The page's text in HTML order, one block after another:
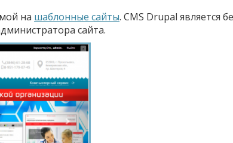
на шаблонные сайты. CMS Drupal является
сайта.